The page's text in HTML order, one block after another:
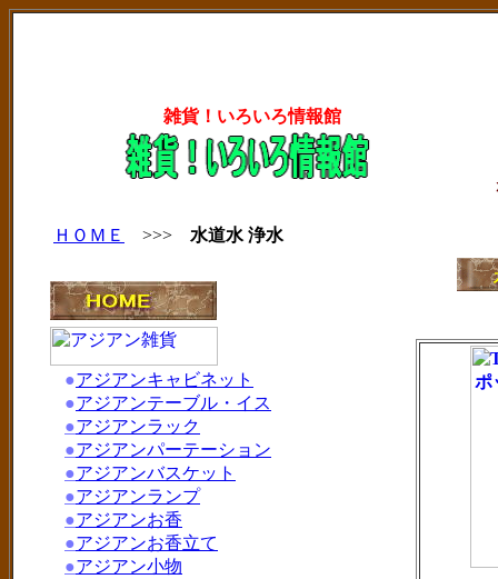
雑貨！いろいろ情報館
ＨＯＭＥ >>> 水道水 浄水
●アジアンキャビネット
●アジアンテーブル・イス
●アジアンラック
●アジアンパーテーション
●アジアンバスケット
●アジアンランプ
●アジアンお香
●アジアンお香立て
●アジアン小物